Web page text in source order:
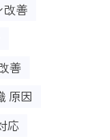
改善
善
原因
応